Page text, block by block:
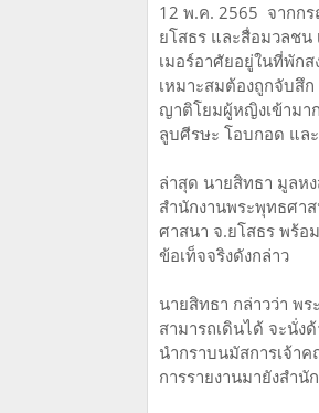
12 พ.ค. 2565 จากก
ยโสธร และสื่อมวลชน
เมอร์อาศัยอยู่ในที่พัก
เหมาะสมต้องถูกจับสึ
ญาติโยมผู้หญิงเข้ามา
ลูบศีรษะ โอบกอด แล
ล่าสุด นายสิทธา มูลห
สำนักงานพระพุทธศา
ศาสนา จ.ยโสธร พร้อ
ข้อเท็จจริงดังกล่าว
นายสิทธา กล่าวว่า พ
สามารถเดินได้ จะนั่ง
นำกราบนมัสการเจ้า
การรายงานมายังสำ